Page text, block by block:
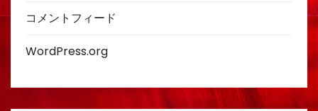
コメントフィード
WordPress.org